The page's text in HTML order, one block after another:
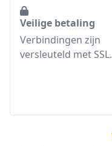
Veilige betaling
Verbindingen zijn
versleuteld met SSL.